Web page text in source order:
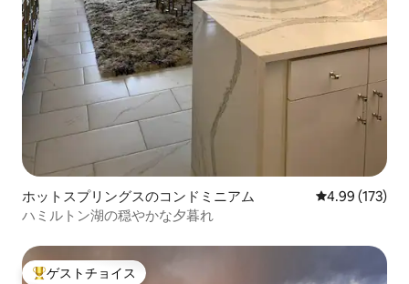
ホットスプリングスのコンドミニアム レビュー173
4.99 (173)
ハミルトン湖の穏やかな夕暮れ
大好評のゲストチョイスです。
ゲストチョイス